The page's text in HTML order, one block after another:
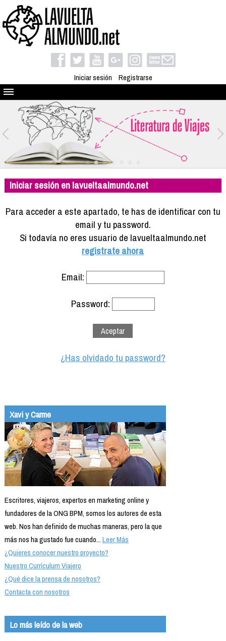
Iniciar sesión Registrarse
Quienes somos
El proyecto
Blog
Viaja con nosotros
Camino solidario
Libros
Compañeros de viaje
Info viajeros
Iniciar sesión en lavueltaalmundo.net
Para acceder a este apartado, te has de identificar con tu
email y tu password.
Si todavía no eres usuario de lavueltaalmundo.net
registrate ahora
Email:
Password:
¿Has olvidado tu password?
Xavi y Carme
Escritores, viajeros, expertos en marketing online y
fundadores de la ONG BPM, somos los autores de esta
web. Nos han definido de muchas maneras, pero la que
más nos ha gustado fue cuando...Leer Más
¿Quieres conocer nuestro proyecto?
Nuestro Currículum Viajero
¿Qué dice la prensa de nosotros?
Contacta con nosotros
Lo más leído de la web